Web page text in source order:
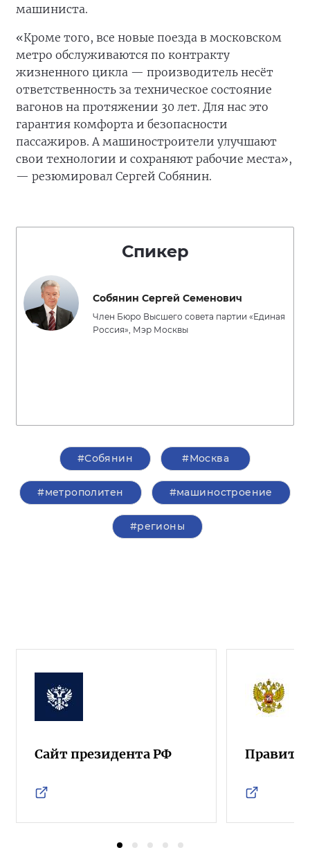
машиниста.
«Кроме того, все новые поезда в московском
метро обслуживаются по контракту
жизненного цикла — производитель несёт
ответственность за техническое состояние
вагонов на протяжении 30 лет. Для нас это
гарантия комфорта и безопасности
пассажиров. А машиностроители улучшают
свои технологии и сохраняют рабочие места»,
— резюмировал Сергей Собянин.
Спикер
Собянин Сергей Семенович
Член Бюро Высшего совета партии «Единая
Россия», Мэр Москвы
#Собянин #Москва
#метрополитен #машиностроение
#регионы
Сайт президента РФ